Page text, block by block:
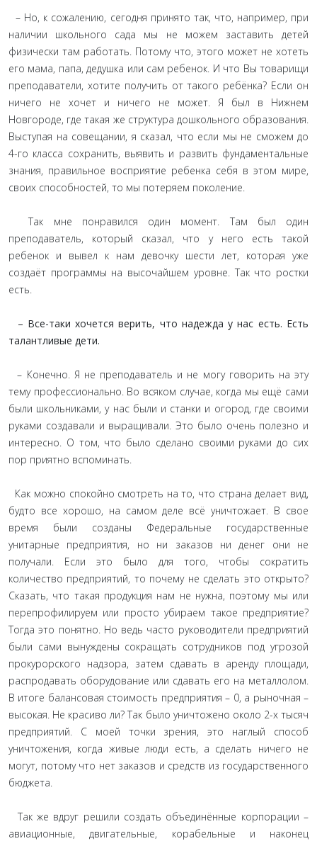
– Но, к сожалению, сегодня принято так, что, например, при
наличии школьного сада мы не можем заставить детей
физически там работать. Потому что, этого может не хотеть
его мама, папа, дедушка или сам ребенок. И что Вы товарищи
преподаватели, хотите получить от такого ребёнка? Если он
ничего не хочет и ничего не может. Я был в Нижнем
Новгороде, где такая же структура дошкольного образования.
Выступая на совещании, я сказал, что если мы не сможем до
4-го класса сохранить, выявить и развить фундаментальные
знания, правильное восприятие ребенка себя в этом мире,
своих способностей, то мы потеряем поколение.
Так мне понравился один момент. Там был один
преподаватель, который сказал, что у него есть такой
ребенок и вывел к нам девочку шести лет, которая уже
создаёт программы на высочайшем уровне. Так что ростки
есть.
– Все-таки хочется верить, что надежда у нас есть. Есть
талантливые дети.
– Конечно. Я не преподаватель и не могу говорить на эту
тему профессионально. Во всяком случае, когда мы ещё сами
были школьниками, у нас были и станки и огород, где своими
руками создавали и выращивали. Это было очень полезно и
интересно. О том, что было сделано своими руками до сих
пор приятно вспоминать.
Как можно спокойно смотреть на то, что страна делает вид,
будто все хорошо, на самом деле всё уничтожает. В свое
время были созданы Федеральные государственные
унитарные предприятия, но ни заказов ни денег они не
получали. Если это было для того, чтобы сократить
количество предприятий, то почему не сделать это открыто?
Сказать, что такая продукция нам не нужна, поэтому мы или
перепрофилируем или просто убираем такое предприятие?
Тогда это понятно. Но ведь часто руководители предприятий
были сами вынуждены сокращать сотрудников под угрозой
прокурорского надзора, затем сдавать в аренду площади,
распродавать оборудование или сдавать его на металлолом.
В итоге балансовая стоимость предприятия – 0, а рыночная –
высокая. Не красиво ли? Так было уничтожено около 2-х тысяч
предприятий. С моей точки зрения, это наглый способ
уничтожения, когда живые люди есть, а сделать ничего не
могут, потому что нет заказов и средств из государственного
бюджета.
Так же вдруг решили создать объединённые корпорации –
авиационные, двигательные, корабельные и наконец